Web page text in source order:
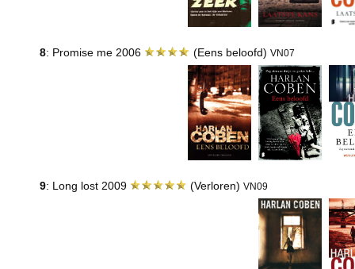
8: Promise me 2006 (Eens beloofd) VN07
9: Long lost 2009 (Verloren)VN09